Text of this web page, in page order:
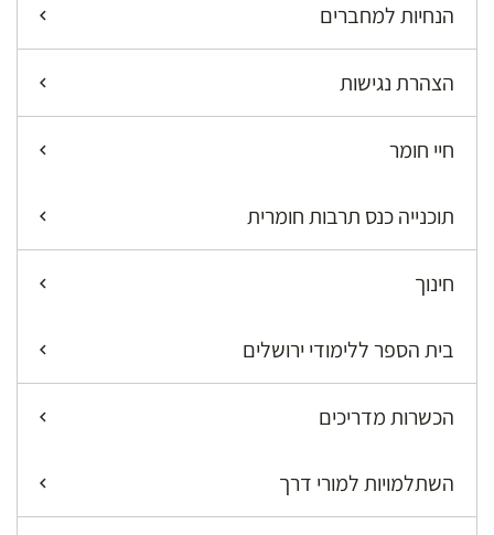
הנחיות למחברים
הצהרת נגישות
חיי חומר
תוכנייה כנס תרבות חומרית
חינוך
בית הספר ללימודי ירושלים
הכשרות מדריכים
השתלמויות למורי דרך